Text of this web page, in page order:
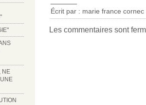
NE
Écrit par : marie france
Les commentaires sont